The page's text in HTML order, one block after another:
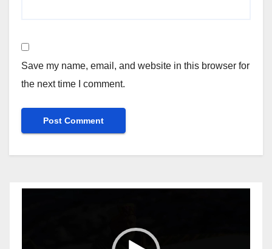
Save my name, email, and website in this browser for
the next time I comment.